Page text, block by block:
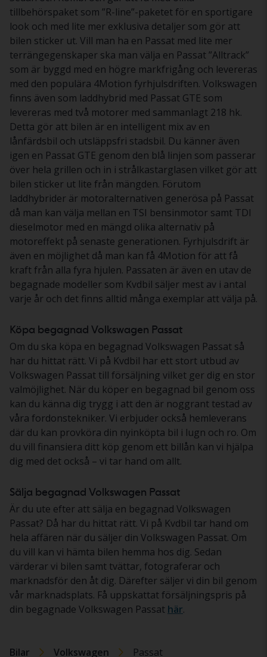
tillbehörspaket som ”R-line”-paketet för en sportigare
look och med lite mer exklusiva detaljer som gör att
bilen sticker ut. Vill man ha en Passat med lite mer
terrängegenskaper ska man välja en Passat ”Alltrack”
som är byggd med en högre markfrigång och levereras
med den populära 4Motion fyrhjulsdriften. Volkswagen
finns även som laddhybrid med Passat GTE som
levereras med två motorer med sammanlagt 218 hk.
Detta gör att bilen är en intelligent mix av en
lånfärdsbil och utsläppsfri stadsbil. Du känner även
igen en Passat GTE genom den blå linjen som passerar
över hela grillen och in i strålkastarglasen vilket gör att
bilen sticker ut lite från mängden. Förutom
laddhybrider är motoralternativen generösa på Passat
då man kan välja mellan en TSI bensinmotor samt TDI
dieselmotor med en mängd olika alternativ på
motoreffekt på senaste generationen. Fyrhjulsdrift är
även en möjlighet då man kan få 4Motion för att få
kraft från alla fyra hjulen. Passaten är även en utav de
begagnade modeller som Kvdbil säljer mest av i antal
varje år och det finns alltid många exemplar att välja på.
Köpa begagnad Volkswagen Passat
Om du ska köpa en begagnad Volkswagen Passat så
har du hittat rätt. Vi på Kvdbil har ett stort utbud av
Volkswagen Passat till försäljning vilket ger dig en stor
valmöjlighet. När du köper en begagnad bil genom oss
kan du känna dig trygg i att den är noggrant testad av
våra fordonstekniker. Vi erbjuder också hemleverans
där du kan provköra din nyinköpta bil i lugn och ro. Om
du vill finansiera ditt köp genom ett billån kan vi hjälpa
dig med det också – vi tar hand om allt.
Sälja begagnad Volkswagen Passat
Är du ute efter att sälja en begagnad Volkswagen
Passat? Då har du hittat rätt. Vi på Kvdbil tar hand om
hela affären när du säljer din Volkswagen Passat. Om
du vill kan vi hämta bilen hemma hos dig. Sedan
värderar vi bilen samt tvättar, fotograferar och
marknadsför den åt dig. Därefter säljer vi din bil genom
vår marknadsplats. Få uppskattat försäljningspris på
din begagnade Volkswagen Passat här.
Bilar Volkswagen Passat